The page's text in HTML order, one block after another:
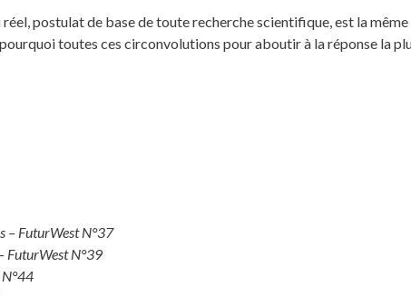
postulat de base de toute recherche scientifique, est la même
toutes ces circonvolutions pour aboutir à la réponse la
– FuturWest N°37
FuturWest N°39
N°44